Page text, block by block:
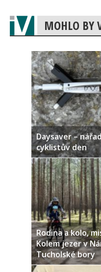
MOHLO BY
Daysaver –
cyklistův den
Rodina a kolo,
Kolem jezer v
Tucholské bory